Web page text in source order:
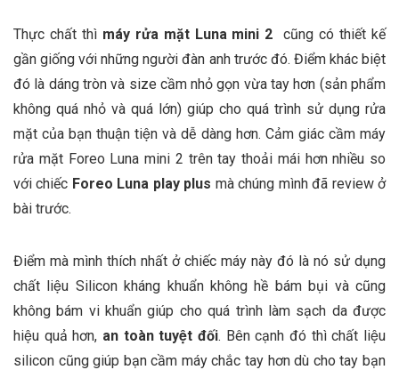
Thực chất thì máy rửa mặt Luna mini 2
cũng có thiết kế
gần giống với những người đàn anh trước đó. Điểm khác biệt
đó là dáng tròn và size cầm nhỏ gọn vừa tay hơn (sản phẩm
không quá nhỏ và quá lớn) giúp cho quá trình sử dụng rửa
mặt của bạn thuận tiện và dễ dàng hơn. Cảm giác cầm máy
rửa mặt Foreo Luna mini 2 trên tay thoải mái hơn nhiều so
với chiếc Foreo Luna play plus mà chúng mình đã review ở
bài trước.
Điểm mà mình thích nhất ở chiếc máy này đó là nó sử dụng
chất liệu Silicon kháng khuẩn không hề bám bụi và cũng
không bám vi khuẩn giúp cho quá trình làm sạch da được
hiệu quả hơn, an toàn tuyệt đối. Bên cạnh đó thì chất liệu
silicon cũng giúp bạn cầm máy chắc tay hơn dù cho tay bạn